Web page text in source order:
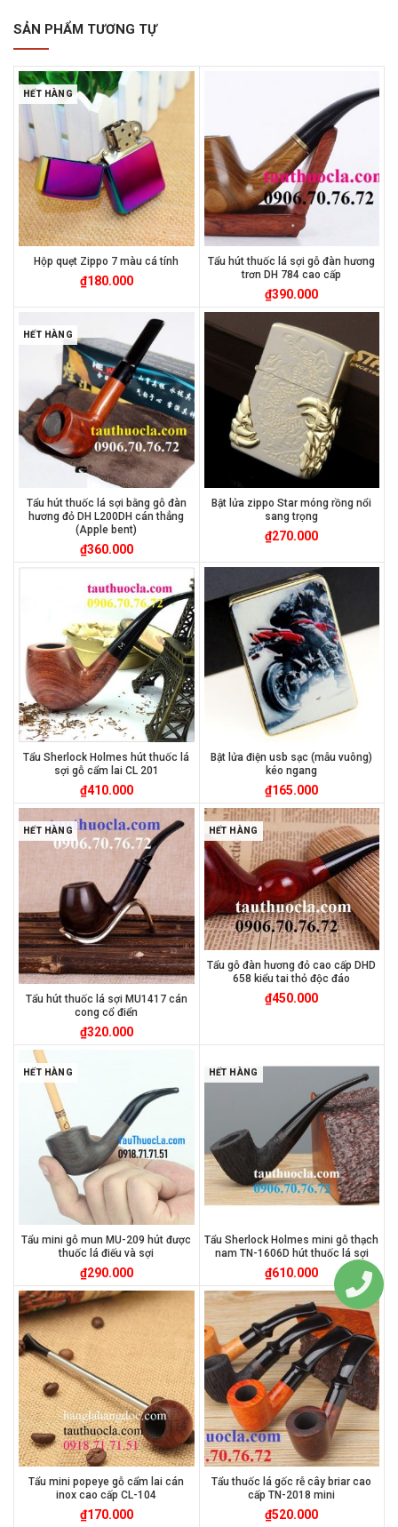
SẢN PHẨM TƯƠNG TỰ
HẾT HÀNG
Hộp quẹt Zippo 7 màu cá tính
₫180.000
Tẩu hút thuốc lá sợi gỗ đàn hương
trơn DH 784 cao cấp
₫390.000
HẾT HÀNG
Tẩu hút thuốc lá sợi bằng gỗ đàn
hương đỏ DH L200DH cán thẳng
(Apple bent)
₫360.000
Bật lửa zippo Star móng rồng nổi
sang trọng
₫270.000
Tẩu Sherlock Holmes hút thuốc lá
sợi gỗ cẩm lai CL 201
₫410.000
Bật lửa điện usb sạc (mẫu vuông)
kéo ngang
₫165.000
HẾT HÀNG
Tẩu hút thuốc lá sợi MU1417 cán
cong cổ điển
₫320.000
HẾT HÀNG
Tẩu gỗ đàn hương đỏ cao cấp DHD
658 kiểu tai thỏ độc đáo
₫450.000
HẾT HÀNG
Tẩu mini gỗ mun MU-209 hút được
thuốc lá điếu và sợi
₫290.000
HẾT HÀNG
Tẩu Sherlock Holmes mini gỗ thạch
nam TN-1606D hút thuốc lá sợi
₫610.000
Tẩu mini popeye gỗ cẩm lai cán
inox cao cấp CL-104
₫170.000
Tẩu thuốc lá gốc rễ cây briar cao
cấp TN-2018 mini
₫520.000